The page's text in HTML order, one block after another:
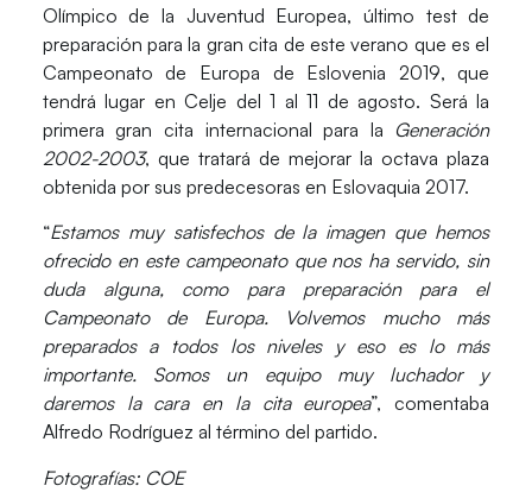
Olímpico de la Juventud Europea, último test de
preparación para la gran cita de este verano que es el
Campeonato de Europa de Eslovenia 2019, que
tendrá lugar en Celje del 1 al 11 de agosto. Será la
primera gran cita internacional para la Generación
2002-2003, que tratará de mejorar la octava plaza
obtenida por sus predecesoras en Eslovaquia 2017.
“Estamos muy satisfechos de la imagen que hemos
ofrecido en este campeonato que nos ha servido, sin
duda alguna, como para preparación para el
Campeonato de Europa. Volvemos mucho más
preparados a todos los niveles y eso es lo más
importante. Somos un equipo muy luchador y
daremos la cara en la cita europea”, comentaba
Alfredo Rodríguez al término del partido.
Fotografías: COE